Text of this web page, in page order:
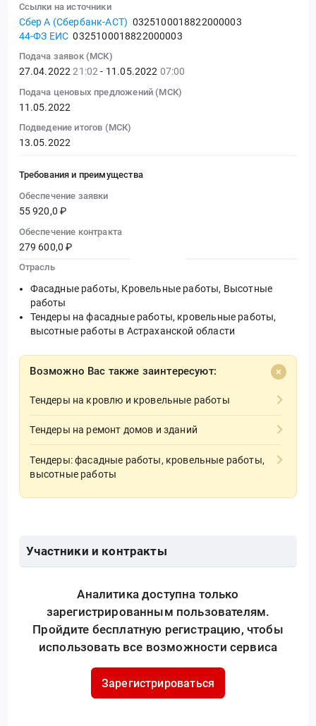
Ссылки на источники
Сбер А (Сбербанк-АСТ) 0325100018822000003
44-ФЗ ЕИС 0325100018822000003
Подача заявок (МСК)
27.04.202221:02- 11.05.2022 07:00
Подача ценовых предложений (МСК)
11.05.2022
Подведение итогов (МСК)
13.05.2022
Требования и преимущества
Обеспечение заявки
55 920,0 ₽
Обеспечение контракта
279 600,0 ₽
Отрасль
Фасадные работы, Кровельные работы, Высотные
работы
Тендеры на фасадные работы, кровельные работы,
высотные работы в Астраханской области
Возможно Вас также заинтересуют:
Тендеры на кровлю и кровельные работы
Тендеры на ремонт домов и зданий
Тендеры: фасадные работы, кровельные работы,
высотные работы
Участники и контракты
Аналитика доступна только
зарегистрированным пользователям.
Пройдите бесплатную регистрацию, чтобы
использовать все возможности сервиса
Зарегистрироваться